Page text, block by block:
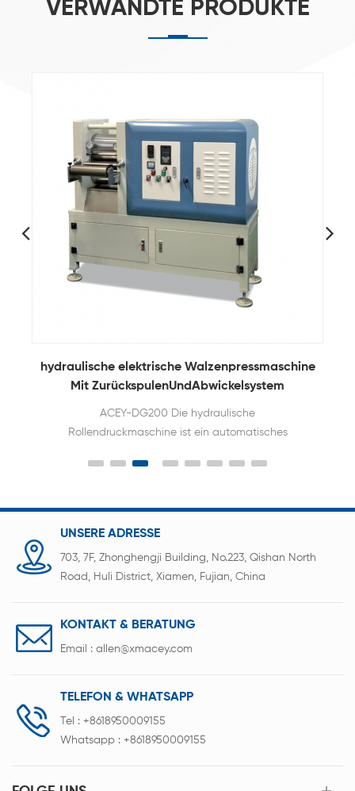
VERWANDTE PRODUKTE
hydraulische elektrische Walzenpressmaschine
Mit ZurückspulenUndAbwickelsystem
ACEY-DG200 Die hydraulische
Rollendruckmaschine ist ein automatisches
digitaler Druckregelung
UNSERE ADRESSE
703, 7F, Zhonghengji Building, No.223, Qishan North
Road, Huli District, Xiamen, Fujian, China
KONTAKT & BERATUNG
Email : allen@xmacey.com
TELEFON & WHATSAPP
Tel : +8618950009155
Whatsapp : +8618950009155